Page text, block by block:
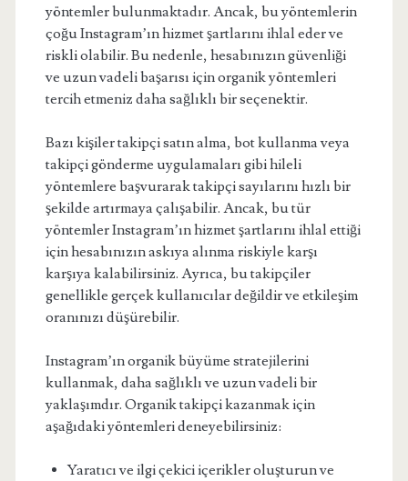
yöntemler bulunmaktadır. Ancak, bu yöntemlerin
çoğu Instagram’ın hizmet şartlarını ihlal eder ve
riskli olabilir. Bu nedenle, hesabınızın güvenliği
ve uzun vadeli başarısı için organik yöntemleri
tercih etmeniz daha sağlıklı bir seçenektir.
Bazı kişiler takipçi satın alma, bot kullanma veya
takipçi gönderme uygulamaları gibi hileli
yöntemlere başvurarak takipçi sayılarını hızlı bir
şekilde artırmaya çalışabilir. Ancak, bu tür
yöntemler Instagram’ın hizmet şartlarını ihlal ettiği
için hesabınızın askıya alınma riskiyle karşı
karşıya kalabilirsiniz. Ayrıca, bu takipçiler
genellikle gerçek kullanıcılar değildir ve etkileşim
oranınızı düşürebilir.
Instagram’ın organik büyüme stratejilerini
kullanmak, daha sağlıklı ve uzun vadeli bir
yaklaşımdır. Organik takipçi kazanmak için
aşağıdaki yöntemleri deneyebilirsiniz:
Yaratıcı ve ilgi çekici içerikler oluşturun ve